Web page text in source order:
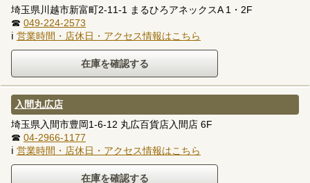
埼玉県川越市新富町2-11-1 まるひろアネックスA 1・2F
☎ 049-224-2573
ℹ 営業時間・店休日・アクセス情報はこちら
入間丸広店
埼玉県入間市豊岡1-6-12 丸広百貨店入間店 6F
☎ 04-2966-1177
ℹ 営業時間・店休日・アクセス情報はこちら